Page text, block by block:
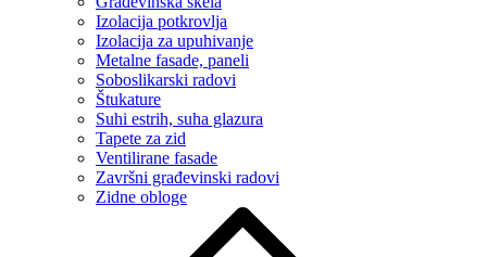
Izolacija potkrovlja
Izolacija za upuhivanje
Metalne fasade, paneli
Soboslikarski radovi
Štukature
Suhi estrih, suha glazura
Tapete za zid
Ventilirane fasade
Završni građevinski radovi
Zidne obloge